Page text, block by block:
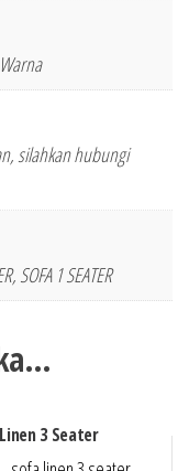
silahkan hubungi
SOFA 1 SEATER
3 Seater